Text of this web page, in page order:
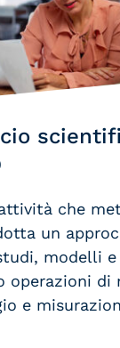
che
un
, modelli e
operazioni di
e